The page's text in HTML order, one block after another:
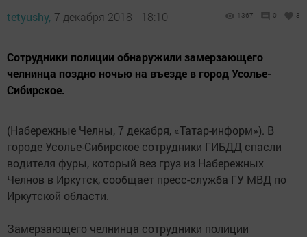
tetyushy, 7 декабря 2018 - 18:10 1367 0 3
Сотрудники полиции обнаружили замерзающего
челнинца поздно ночью на въезде в город Усолье-
Сибирское.
(Набережные Челны, 7 декабря, «Татар-информ»). В
городе Усолье-Сибирское сотрудники ГИБДД спасли
водителя фуры, который вез груз из Набережных
Челнов в Иркутск, сообщает пресс-служба ГУ МВД по
Иркутской области.
Замерзающего челнинца сотрудники полиции